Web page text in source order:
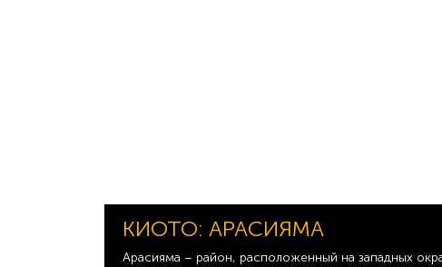
КИОТО: АРАСИЯМА
Арасияма – район, расположенный на западных